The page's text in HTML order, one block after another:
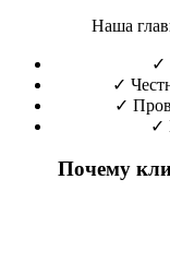
Наша
✓
✓
✓
✓
Почему